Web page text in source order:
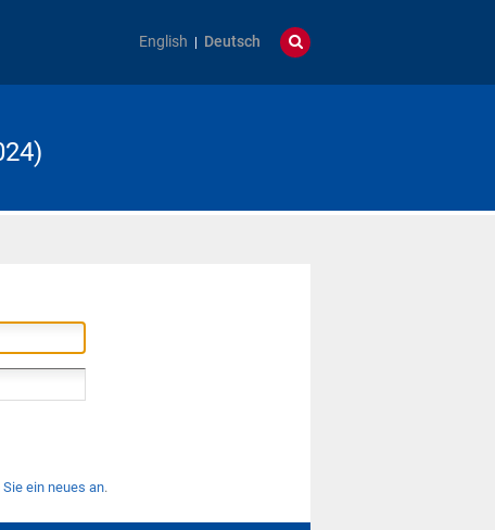
English Deutsch
ein neues an.